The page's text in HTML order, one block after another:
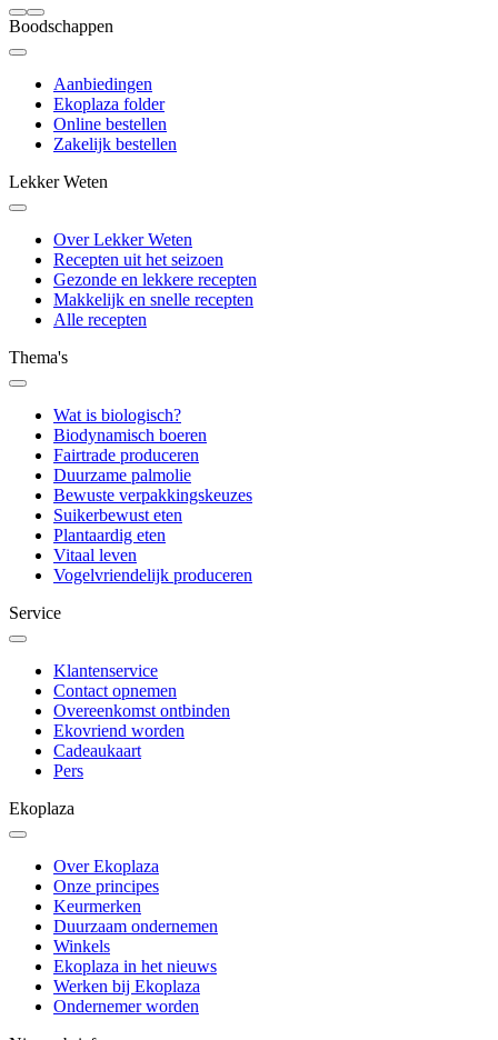
Boodschappen
Aanbiedingen
Ekoplaza folder
Online bestellen
Zakelijk bestellen
Lekker Weten
Over Lekker Weten
Recepten uit het seizoen
Gezonde en lekkere recepten
Makkelijk en snelle recepten
Alle recepten
Thema's
Wat is biologisch?
Biodynamisch boeren
Fairtrade produceren
Duurzame palmolie
Bewuste verpakkingskeuzes
Suikerbewust eten
Plantaardig eten
Vitaal leven
Vogelvriendelijk produceren
Service
Klantenservice
Contact opnemen
Overeenkomst ontbinden
Ekovriend worden
Cadeaukaart
Pers
Ekoplaza
Over Ekoplaza
Onze principes
Keurmerken
Duurzaam ondernemen
Winkels
Ekoplaza in het nieuws
Werken bij Ekoplaza
Ondernemer worden